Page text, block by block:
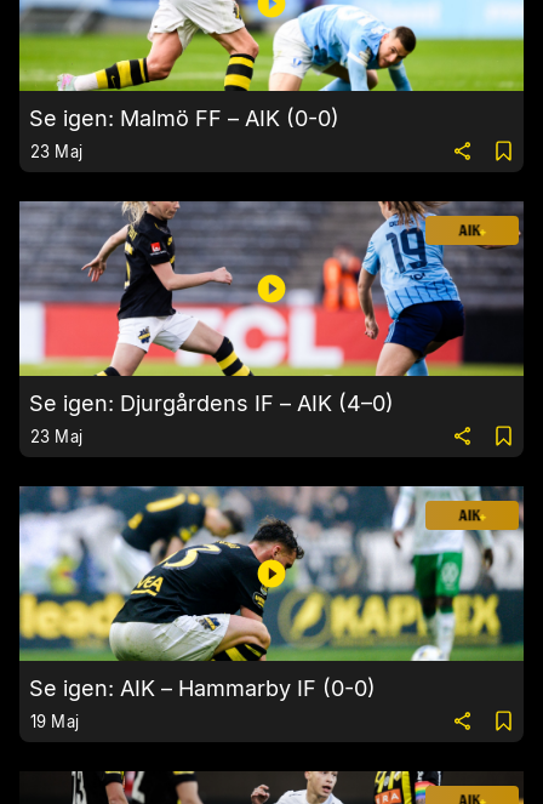
Se igen: Malmö FF – AIK (0-0)
23 Maj
Se igen: Djurgårdens IF – AIK (4–0)
23 Maj
Se igen: AIK – Hammarby IF (0-0)
19 Maj